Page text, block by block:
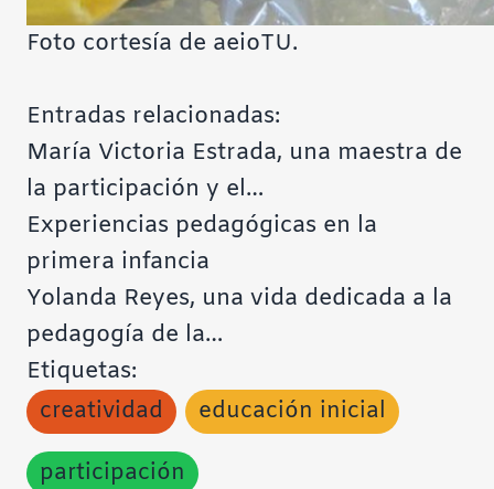
Foto cortesía de aeioTU.
Entradas relacionadas:
María Victoria Estrada, una maestra de
la participación y el…
Experiencias pedagógicas en la
primera infancia
Yolanda Reyes, una vida dedicada a la
pedagogía de la…
Etiquetas:
creatividad
educación inicial
participación